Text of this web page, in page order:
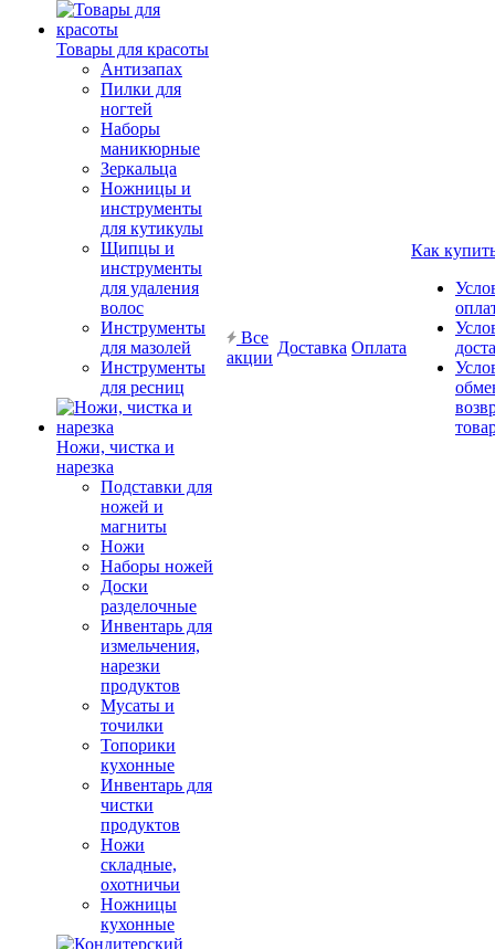
Товары для красоты
Антизапах
Пилки для
ногтей
Наборы
маникюрные
Зеркальца
Ножницы и
инструменты
для кутикулы
Щипцы и
инструменты
для удаления
волос
Инструменты
для мазолей
Инструменты
для ресниц
Ножи, чистка и
нарезка
Подставки для
ножей и
магниты
Ножи
Наборы ножей
Доски
разделочные
Инвентарь для
измельчения,
нарезки
продуктов
Мусаты и
точилки
Топорики
кухонные
Инвентарь для
чистки
продуктов
Ножи
складные,
охотничьи
Ножницы
кухонные
Все
акции
Доставка Оплата
Как